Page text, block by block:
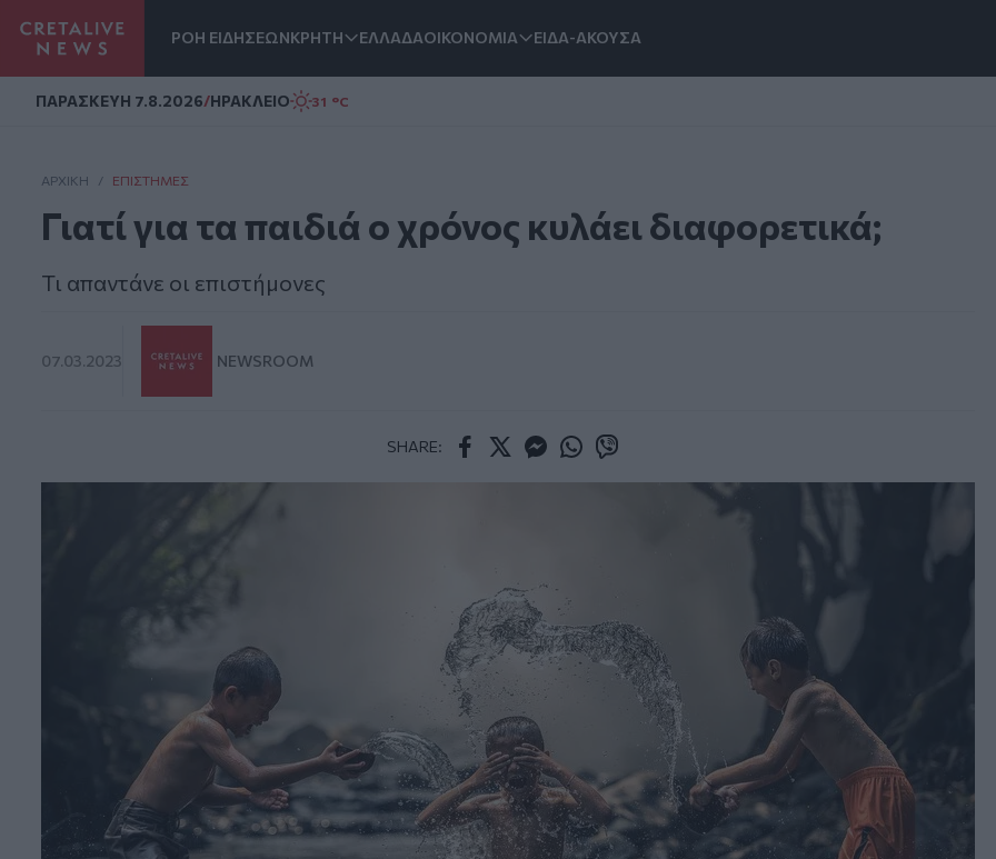
ΡΟΗ ΕΙΔΗΣΕΩΝΚΡΗΤΗ ΕΛΛΑΔΑΟΙΚΟΝΟΜΙΑ ΕΙΔΑ-ΑΚΟΥΣΑ
ΠΑΡΑΣΚΕΥΗ 7.8.2026/ΗΡΑΚΛΕΙΟ 31 °C
ΑΡΧΙΚΗ / ΕΠΙΣΤΉΜΕΣ
Γιατί για τα παιδιά ο χρόνος κυλάει διαφορετικά;
Τι απαντάνε οι επιστήμονες
07.03.2023 NEWSROOM
SHARE: